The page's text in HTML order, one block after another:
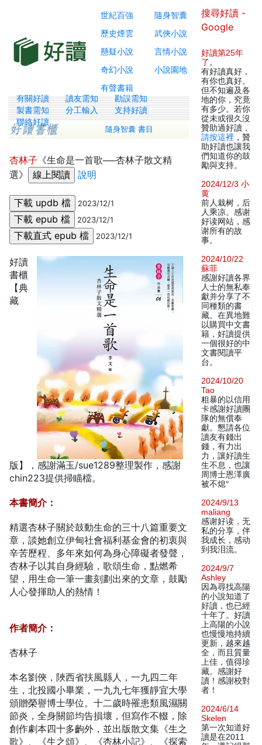
世紀百強
隨身智囊
歷史煙雲
武俠小說
懸疑小說
言情小說
奇幻小說
小說園地
有聲書籍
有關好讀 讀友需知
勘誤需知
製書需知
分工輸入
支持好讀
聯絡好讀
隨身智囊 書目
杏林子 《生命是一首歌──杏林子散文精
選》
說明
2023/12/1
2023/12/1
2023/12/1
好讀
書櫃
【典
藏
版】，感謝滿玉/sue1289整理製作，感謝
chin223提供掃瞄檔。
本書簡介：
精選杏林子關於鼓動生命的三十八篇重要文
章，談她創立伊甸社會福利基金會的初衷與
辛苦歷程、多年來如何為身心障礙者發聲，
杏林子以其自身經驗，歌頌生命，點燃希
望，用生命一筆一畫刻劃出來的文章，鼓勵
人心發揮助人的熱情！
作者簡介：
杏林子
本名劉俠，陜西省扶風縣人，一九四二年
生，北投國小畢業，一九九七年獲靜宜大學
頒贈榮譽博士學位。十二歲時罹患類風濕關
節炎，全身關節均告損壞，但寫作不輟，除
創作劇本四十多齣外，並出版散文集《生之
歌》、《生之頌》、《杏林小記》、《探索
搜尋好讀 -
Google
好讀第25年
了 。
有好讀真好，
有你也真好。
但不知遍及各
地的你，究竟
有多少。若你
從未或很久沒
贊助過好讀，
請按這裡 ，贊
助好讀也讓我
們知道你的鼓
勵與支持。
2024/12/3 小
黄
前人栽树，后
人乘凉。感谢
好读网站，感
谢所有的故
事。
2024/10/22
蘇菲
感謝好讀各界
人士的無私奉
獻并分享了不
同種類的書
藏。在異地難
以購買中文書
籍，好讀提供
一個很好的中
文書閱讀平
台。
2024/10/20
Tao
粗暴的以信用
卡感謝好讀團
隊的無償奉
獻。懇請各位
讀友有錢出
錢，有力出
力，讓好讀生
生不息，也讓
周博士恩澤廣
被不熄°
2024/9/13
maliang
感谢好读，无
私的分享，伴
我成长，感动
到我泪流。
2024/9/7
Ashley
因為尋找高陽
的小說知道了
好讀，也已經
十年了。好讀
上高陽的小說
也慢慢地持續
更新，越來越
全，而且質量
上佳，值得珍
藏。感謝好
讀！感謝校對
者！
2024/6/14
Skelen
第一次知道好
讀是在2011